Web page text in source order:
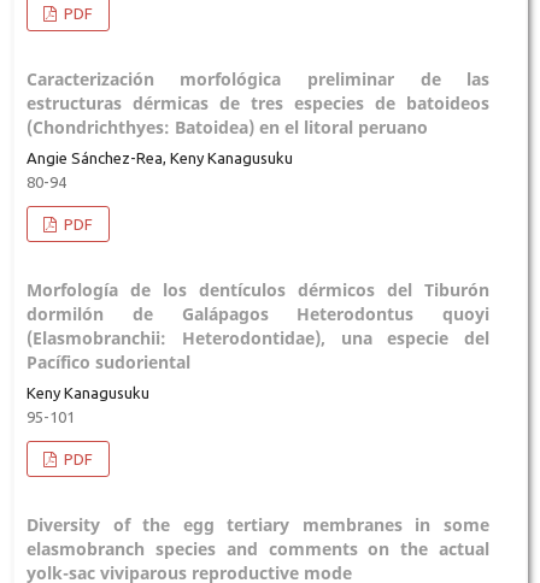
PDF
Caracterización morfológica preliminar de las
estructuras dérmicas de tres especies de batoideos
(Chondrichthyes: Batoidea) en el litoral peruano
Angie Sánchez-Rea, Keny Kanagusuku
80-94
PDF
Morfología de los dentículos dérmicos del Tiburón
dormilón de Galápagos Heterodontus quoyi
(Elasmobranchii: Heterodontidae), una especie del
Pacífico sudoriental
Keny Kanagusuku
95-101
PDF
Diversity of the egg tertiary membranes in some
elasmobranch species and comments on the actual
yolk-sac viviparous reproductive mode